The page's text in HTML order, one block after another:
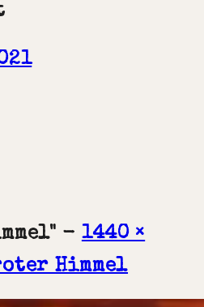
- 1440 ×
Himmel